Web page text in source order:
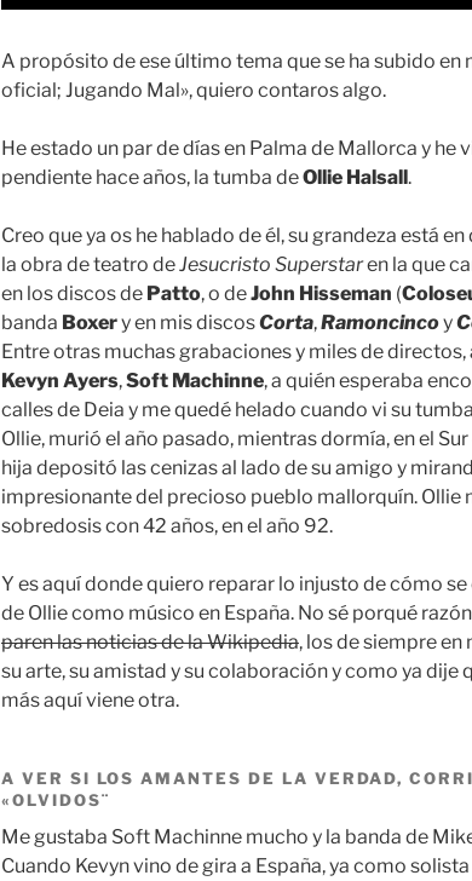
A propósito de ese último tema que se ha subido en
oficial; Jugando Mal», quiero contaros algo.
He estado un par de días en Palma de Mallorca y he
pendiente hace años, la tumba deOllie Halsall.
Creo que ya os he hablado de él, su grandeza está
la obra de teatro deJesucristo Superstaren la que
en los discos de Patto, o deJohn Hisseman (
banda Boxery en mis discosCorta,Ramoncincoy
Entre otras muchas grabaciones y miles de directos,
Kevyn Ayers,Soft Machinne, a quién esperaba
calles de Deia y me quedé helado cuando vi su
Ollie, murió el año pasado, mientras dormía, en el
hija depositó las cenizas al lado de su amigo y
impresionante del precioso pueblo mallorquín. Ollie
sobredosis con 42 años, en el año 92.
Y es aquí donde quiero reparar lo injusto de cómo
de Ollie como músico en España. No sé porqué
paren las noticias de la Wikipedia, los de siempre en
su arte, su amistad y su colaboración y como ya dije
más aquí viene otra.
A VER SI LOS AMANTES DE LA VERDAD,
«OLVIDOS¨
Me gustaba Soft Machinne mucho y la banda de
Cuando Kevyn vino de gira a España, ya como